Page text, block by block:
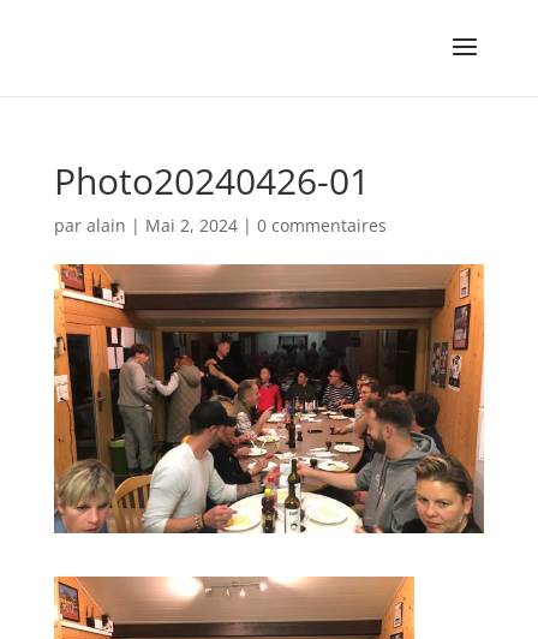
Photo20240426-01
par alain | Mai 2, 2024| 0 commentaires